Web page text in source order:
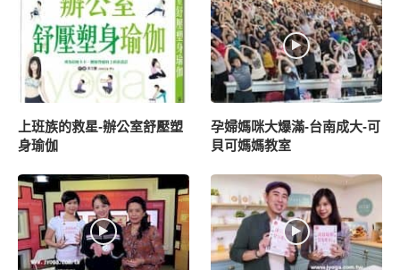
上班族的救星-辦公室舒壓塑
身瑜伽
孕婦媽咪大爆滿-台南成大-可
貝可媽媽教室